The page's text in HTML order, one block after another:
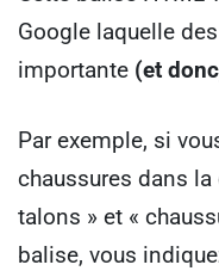
Google laquelle
importante (et
Par exemple, si
chaussures dans
talons » et «
balise, vous